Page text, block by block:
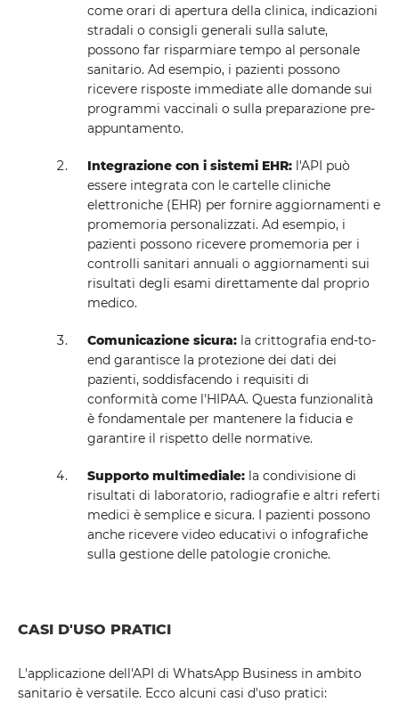
come orari di apertura della clinica, indicazioni
stradali o consigli generali sulla salute,
possono far risparmiare tempo al personale
sanitario. Ad esempio, i pazienti possono
ricevere risposte immediate alle domande sui
programmi vaccinali o sulla preparazione pre-
appuntamento.
Integrazione con i sistemi EHR: l'API può
essere integrata con le cartelle cliniche
elettroniche (EHR) per fornire aggiornamenti e
promemoria personalizzati. Ad esempio, i
pazienti possono ricevere promemoria per i
controlli sanitari annuali o aggiornamenti sui
risultati degli esami direttamente dal proprio
medico.
Comunicazione sicura: la crittografia end-to-
end garantisce la protezione dei dati dei
pazienti, soddisfacendo i requisiti di
conformità come l'HIPAA. Questa funzionalità
è fondamentale per mantenere la fiducia e
garantire il rispetto delle normative.
Supporto multimediale: la condivisione di
risultati di laboratorio, radiografie e altri referti
medici è semplice e sicura. I pazienti possono
anche ricevere video educativi o infografiche
sulla gestione delle patologie croniche.
CASI D'USO PRATICI
L'applicazione dell'API di WhatsApp Business in ambito
sanitario è versatile. Ecco alcuni casi d'uso pratici: